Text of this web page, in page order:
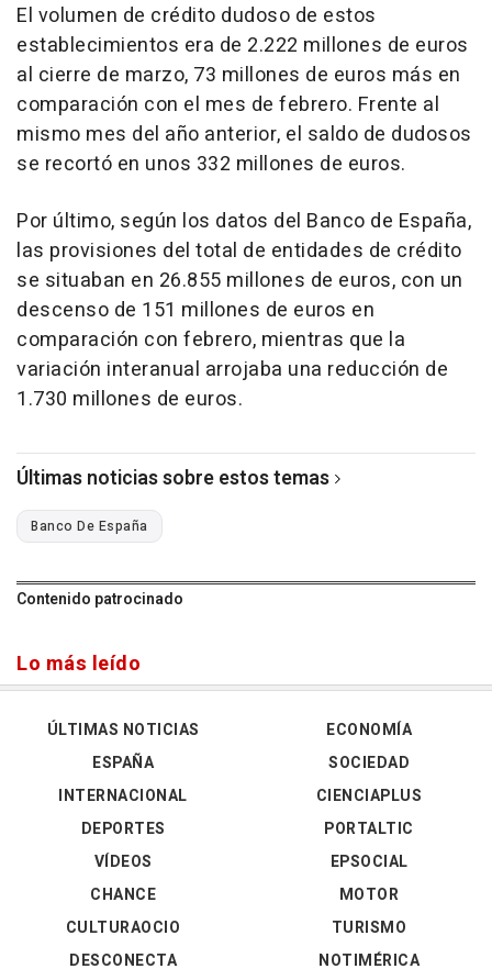
El volumen de crédito dudoso de estos
establecimientos era de 2.222 millones de euros
al cierre de marzo, 73 millones de euros más en
comparación con el mes de febrero. Frente al
mismo mes del año anterior, el saldo de dudosos
se recortó en unos 332 millones de euros.
Por último, según los datos del Banco de España,
las provisiones del total de entidades de crédito
se situaban en 26.855 millones de euros, con un
descenso de 151 millones de euros en
comparación con febrero, mientras que la
variación interanual arrojaba una reducción de
1.730 millones de euros.
Últimas noticias sobre estos temas
Banco De España
Contenido patrocinado
Lo más leído
ÚLTIMAS NOTICIAS
ESPAÑA
INTERNACIONAL
DEPORTES
VÍDEOS
ECONOMÍA
SOCIEDAD
CIENCIAPLUS
PORTALTIC
EPSOCIAL
CHANCE
CULTURAOCIO
DESCONECTA
MOTOR
TURISMO
NOTIMÉRICA